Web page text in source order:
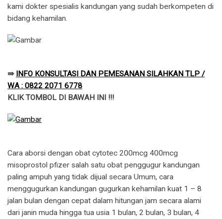
kami dokter spesialis kandungan yang sudah berkompeten di
bidang kehamilan.
⇛ INFO KONSULTASI DAN PEMESANAN SILAHKAN TLP /
WA : 0822 2071 6778
KLIK TOMBOL DI BAWAH INI !!!
Cara aborsi dengan obat cytotec 200mcg 400mcg
misoprostol pfizer salah satu obat penggugur kandungan
paling ampuh yang tidak dijual secara Umum, cara
menggugurkan kandungan gugurkan kehamilan kuat 1 – 8
jalan bulan dengan cepat dalam hitungan jam secara alami
dari janin muda hingga tua usia 1 bulan, 2 bulan, 3 bulan, 4